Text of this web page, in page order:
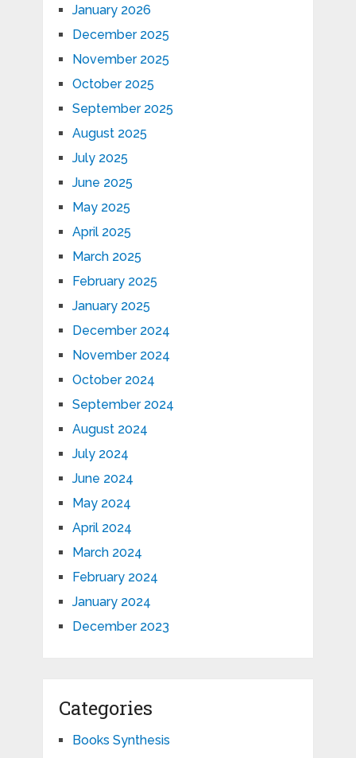
January 2026
December 2025
November 2025
October 2025
September 2025
August 2025
July 2025
June 2025
May 2025
April 2025
March 2025
February 2025
January 2025
December 2024
November 2024
October 2024
September 2024
August 2024
July 2024
June 2024
May 2024
April 2024
March 2024
February 2024
January 2024
December 2023
Categories
Books Synthesis